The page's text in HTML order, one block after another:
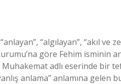
“algılayan”, “akıl ve
göre Fehim isminin
adlı eserinde bir
anlama” anlamına gelen